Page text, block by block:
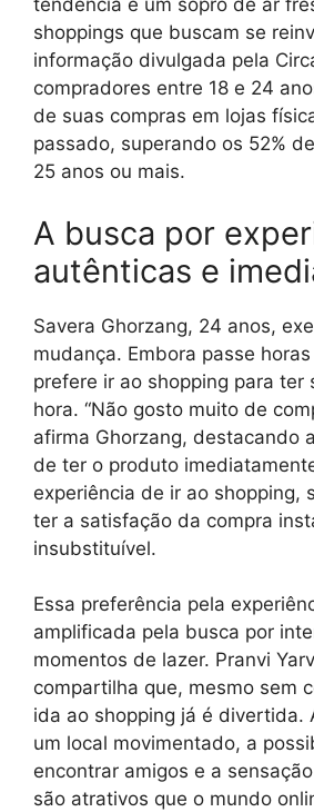
tendência é um sopro de ar
shoppings que buscam se
informação divulgada pela
compradores entre 18 e 24
de suas compras em lojas
passado, superando os 52%
25 anos ou mais.
A busca por
autênticas e
Savera Ghorzang, 24 anos,
mudança. Embora passe
prefere ir ao shopping para ter
hora. “Não gosto muito de
afirma Ghorzang, destacando
de ter o produto
experiência de ir ao shopping,
ter a satisfação da compra
insubstituível.
Essa preferência pela
amplificada pela busca por
momentos de lazer. Pranvi
compartilha que, mesmo sem
ida ao shopping já é divertida.
um local movimentado, a
encontrar amigos e a
são atrativos que o mundo